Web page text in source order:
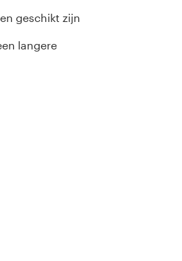
geschikt zijn
langere